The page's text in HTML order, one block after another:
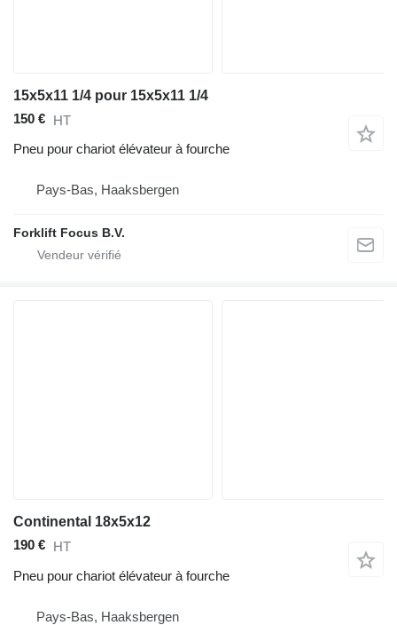
15x5x11 1/4 pour 15x5x11 1/4
150 € HT
Pneu pour chariot élévateur à fourche
Pays-Bas, Haaksbergen
Forklift Focus B.V.
Continental 18x5x12
190 € HT
Pneu pour chariot élévateur à fourche
Pays-Bas, Haaksbergen